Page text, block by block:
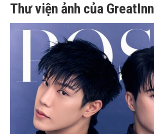
Thư viện ảnh của GreatInn